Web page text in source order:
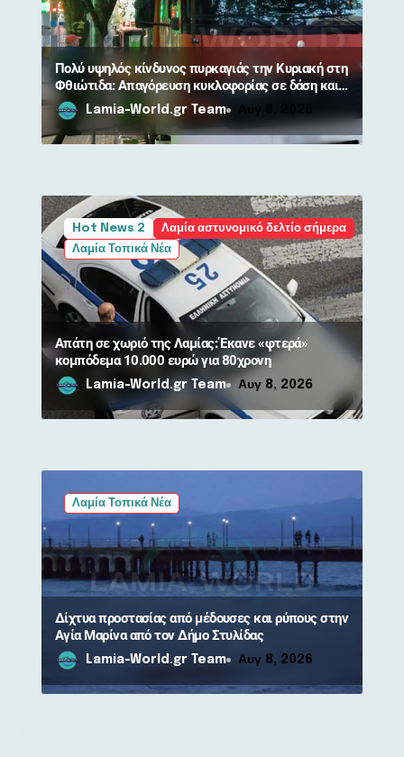
ω
νΠολύ υψηλός κίνδυνος πυρκαγιάς την Κυριακή στη
Φθιώτιδα: Απαγόρευση κυκλοφορίας σε δάση και
περιοχές NATURA
Lamia-World.gr Team Αυγ 8, 2026
Hot News 2
Λαμία αστυνομικό δελτίο σήμερα
Λαμία Τοπικά Νέα
Απάτη σε χωριό της Λαμίας: Έκανε «φτερά»
κομπόδεμα 10.000 ευρώ για 80χρονη
Lamia-World.gr Team Αυγ 8, 2026
Λαμία Τοπικά Νέα
Δίχτυα προστασίας από μέδουσες και ρύπους στην
Αγία Μαρίνα από τον Δήμο Στυλίδας
Lamia-World.gr Team Αυγ 8, 2026